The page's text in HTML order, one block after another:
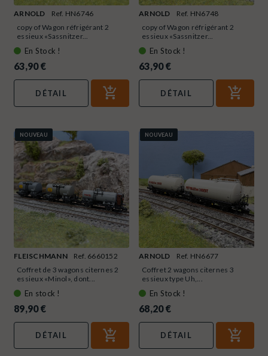
ARNOLD
Ref. HN6746
copy of Wagon réfrigérant 2
essieux «Sassnitzer...
En Stock !
63,90 €
DÉTAIL
ARNOLD
Ref. HN6748
copy of Wagon réfrigérant 2
essieux «Sassnitzer...
En Stock !
63,90 €
DÉTAIL
NOUVEAU
FLEISCHMANN
Ref. 6660152
Coffret de 3 wagons citernes 2
essieux «Minol», dont...
En stock !
89,90 €
DÉTAIL
NOUVEAU
ARNOLD
Ref. HN6677
Coffret 2 wagons citernes 3
essieux type Uh,...
En Stock !
68,20 €
DÉTAIL